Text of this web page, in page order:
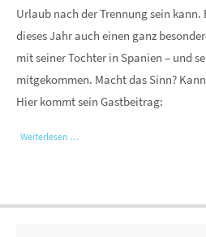
Urlaub nach der Trennung sein
dieses Jahr auch einen ganz
mit seiner Tochter in Spanien – und
mitgekommen. Macht das Sinn?
Hier kommt sein Gastbeitrag:
Weiterlesen …